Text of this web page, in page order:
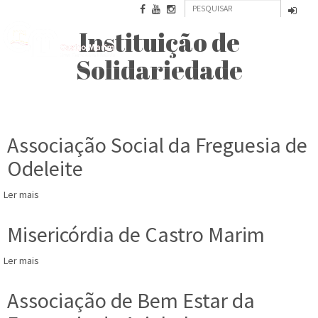
Formulário
de
pesquisa
NOVBAESURIS
Instituição de
Solidariedade
Associação Social da Freguesia de
Odeleite
Ler mais
Associação
Social
Odeleite
Misericórdia de Castro Marim
Ler mais
de
Associação de Bem Estar da